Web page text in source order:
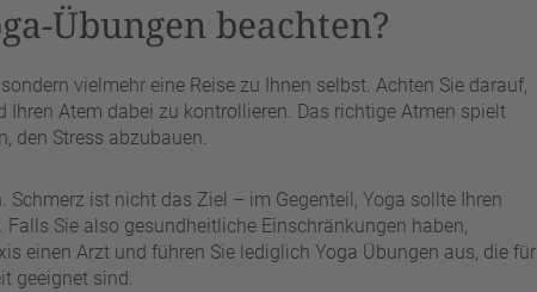
Übungen beachten?
vielmehr eine Reise zu Ihnen selbst. Achten Sie darauf,
Ihren Atem dabei zu kontrollieren. Das richtige Atmen spielt
den Stress abzubauen.
Schmerz ist nicht das Ziel – im Gegenteil, Yoga sollte Ihren
Sie also gesundheitliche Einschränkungen haben,
einen Arzt und führen Sie lediglich Yoga Übungen aus, die für
geeignet sind.